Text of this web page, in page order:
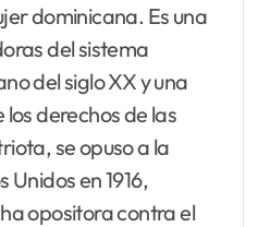
dominicana. Es una
del sistema
del siglo XX y una
derechos de las
se opuso a la
Unidos en 1916,
opositora contra el